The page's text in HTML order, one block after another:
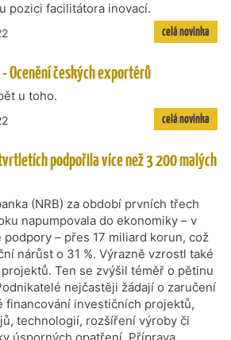
pozici facilitátora inovací.
celá novinka
- Ocenění českých exportérů
u toho.
celá novinka
podpořila více než 3 200 malých
(NRB) za období prvních třech
napumpovala do ekonomiky – v
– přes 17 miliard korun, což
nárůst o 31 %. Výrazně vzrostl také
Ten se zvýšil téměř o pětinu
nejčastěji žádají o zaručení
financování investičních projektů,
technologií, rozšíření výroby či